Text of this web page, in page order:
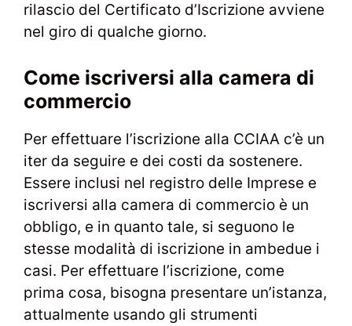
rilascio del Certificato d’Iscrizione avviene
nel giro di qualche giorno.
Come iscriversi alla camera di
commercio
Per effettuare l’iscrizione alla CCIAA c’è un
iter da seguire e dei costi da sostenere.
Essere inclusi nel registro delle Imprese e
iscriversi alla camera di commercio è un
obbligo, e in quanto tale, si seguono le
stesse modalità di iscrizione in ambedue i
casi. Per effettuare l’iscrizione, come
prima cosa, bisogna presentare un’istanza,
attualmente usando gli strumenti